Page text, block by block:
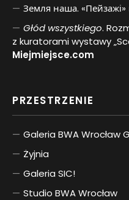
Земля наша. «Пейзажі»
Głód wszystkiego.
z kuratorami wystawy
Miejmiejsce.com
PRZESTRZENIE
Galeria BWA Wrocław
Żyjnia
Galeria SIC!
Studio BWA Wrocław